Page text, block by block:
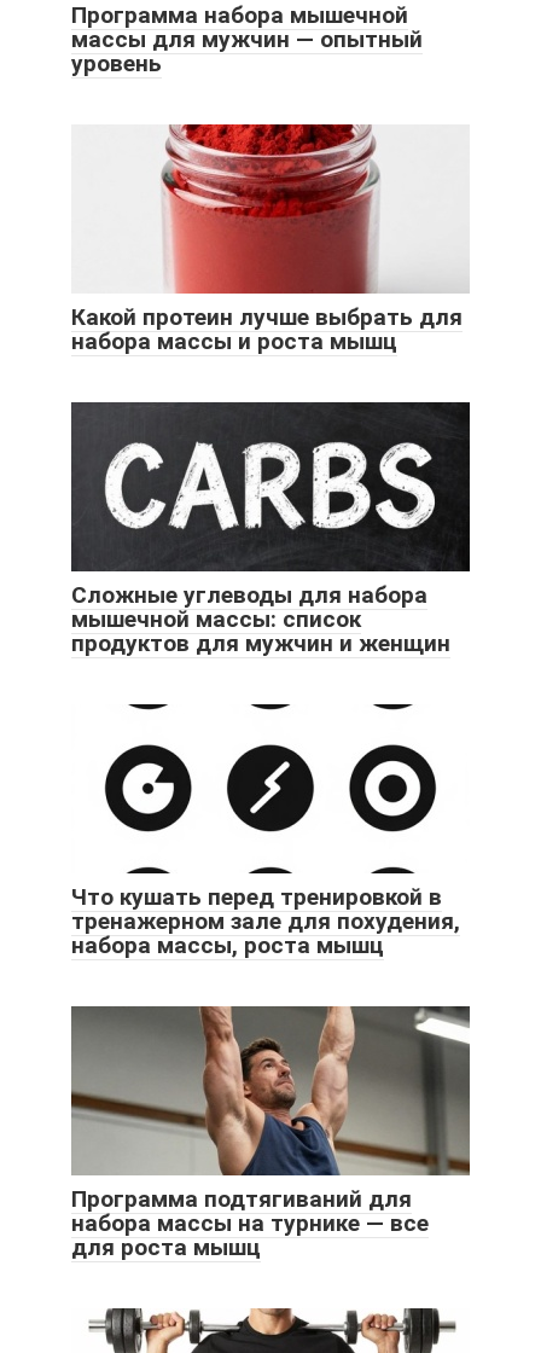
Программа набора мышечной
массы для мужчин — опытный
уровень
Какой протеин лучше выбрать для
набора массы и роста мышц
Сложные углеводы для набора
мышечной массы: список
продуктов для мужчин и женщин
Что кушать перед тренировкой в
тренажерном зале для похудения,
набора массы, роста мышц
Программа подтягиваний для
набора массы на турнике — все
для роста мышц